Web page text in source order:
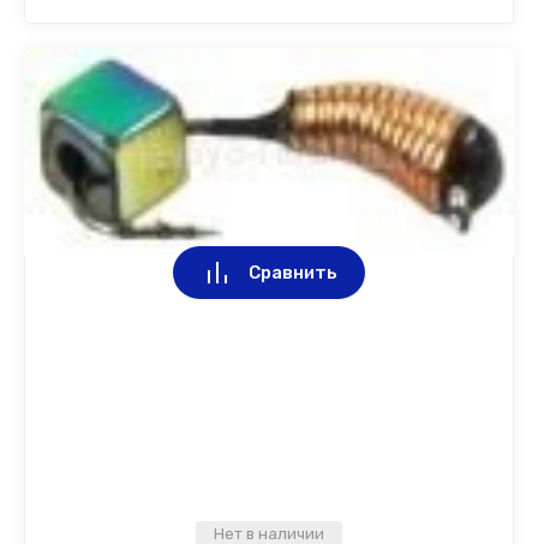
Нет в наличии
Сравнить